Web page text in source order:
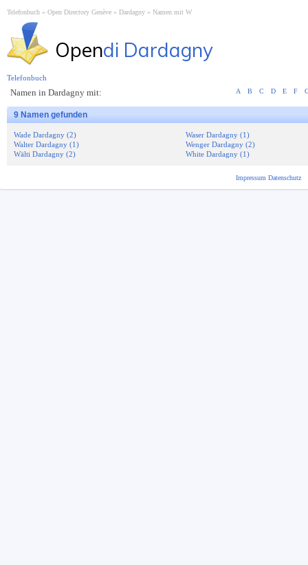
Telefonbuch Open Directory Genève Dardagny Namen mit W
Opendi Dardagny
Namen in Dardagny mit: A B C D E F
9 Namen gefunden
Wade Dardagny (2)
Walter Dardagny (1)
Wälti Dardagny (2)
Waser Dardagny (1)
Wenger Dardagny (2)
White Dardagny (1)
Telefonbuch
Impressum Datenschutz